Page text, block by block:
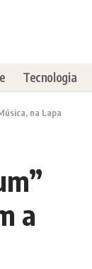
Tecnologia
na Lapa
a